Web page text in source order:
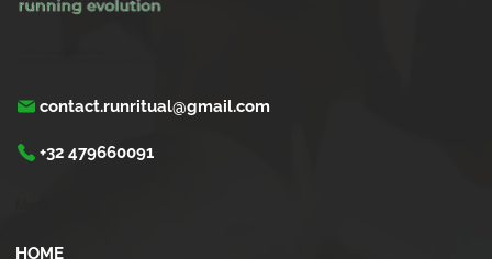
contact.runritual@gmail.com
+32 479660091
HOME